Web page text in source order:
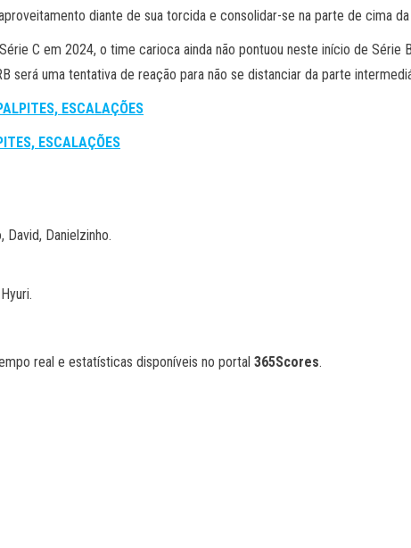
diante de sua torcida e consolidar-se na parte de cima
C em 2024, o time carioca ainda não pontuou neste início de Série
será uma tentativa de reação para não se distanciar da parte
ESCALAÇÕES
ESCALAÇÕES
David, Danielzinho.
real e estatísticas disponíveis no portal 365Scores.